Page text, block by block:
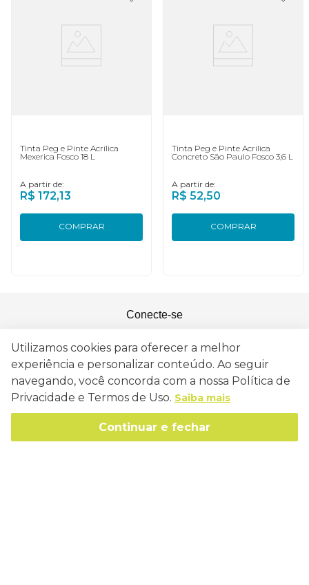
Tinta Peg e Pinte Acrílica
Mexerica Fosco 18 L
A partir de:
R$ 172,13
COMPRAR
Tinta Peg e Pinte Acrílica
Concreto São Paulo Fosco 3,6 L
A partir de:
R$ 52,50
COMPRAR
Conecte-se
Como Trabalhamos
Política de Entrega
Sobre a Eucatex
Utilizamos cookies para oferecer a melhor
experiência e personalizar conteúdo. Ao seguir
navegando, você concorda com a nossa Política de
Privacidade e Termos de Uso. Saiba mais
Continuar e fechar